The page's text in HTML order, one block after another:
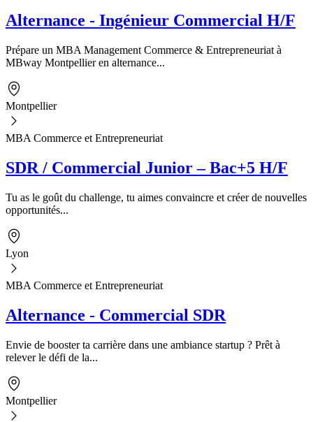
Alternance - Ingénieur Commercial H/F
Prépare un MBA Management Commerce & Entrepreneuriat à
MBway Montpellier en alternance...
Montpellier
MBA Commerce et Entrepreneuriat
SDR / Commercial Junior – Bac+5 H/F
Tu as le goût du challenge, tu aimes convaincre et créer de nouvelles
opportunités...
Lyon
MBA Commerce et Entrepreneuriat
Alternance - Commercial SDR
Envie de booster ta carrière dans une ambiance startup ? Prêt à
relever le défi de la...
Montpellier